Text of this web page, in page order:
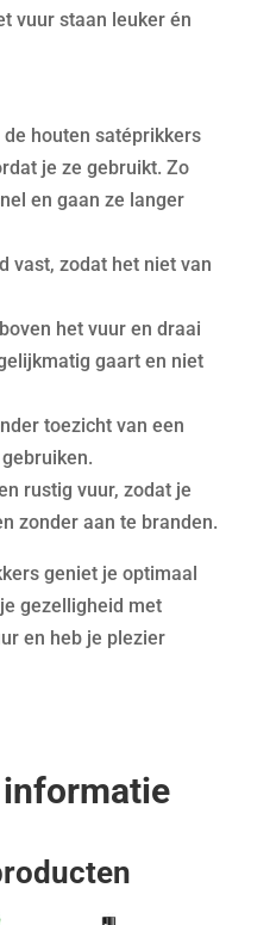
vuur staan leuker én
houten satéprikkers
je ze gebruikt. Zo
en gaan ze langer
vast, zodat het niet van
het vuur en draai
gaart en niet
toezicht van een
rustig vuur, zodat je
zonder aan te branden.
geniet je optimaal
gezelligheid met
en heb je plezier